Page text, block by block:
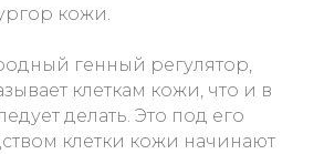
кожи.
генный регулятор,
клеткам кожи, что и в
делать. Это под его
клетки кожи начинают